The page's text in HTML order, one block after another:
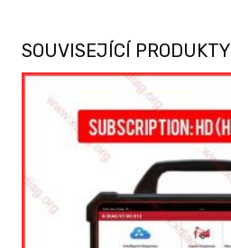
SOUVISEJÍCÍ PRODUKTY